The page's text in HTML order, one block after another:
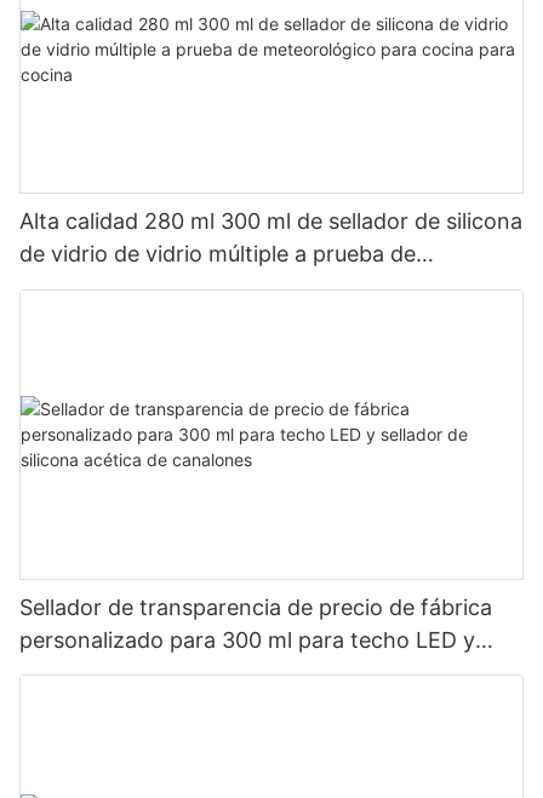
Alta calidad 280 ml 300 ml de sellador de silicona
de vidrio de vidrio múltiple a prueba de
meteorológico para cocina para cocina
Sellador de transparencia de precio de fábrica
personalizado para 300 ml para techo LED y
sellador de silicona acética de canalones